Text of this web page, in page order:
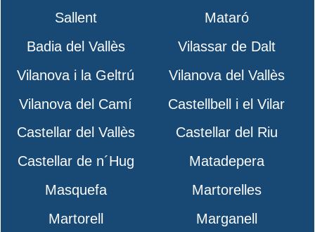
Sallent
Mataró
Badia del Vallès
Vilassar de Dalt
Vilanova i la Geltrú
Vilanova del Vallès
Vilanova del Camí
Castellbell i el Vilar
Castellar del Vallès
Castellar del Riu
Castellar de n´Hug
Matadepera
Masquefa
Martorelles
Martorell
Marganell